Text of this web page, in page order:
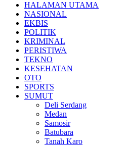
HALAMAN UTAMA
NASIONAL
EKBIS
POLITIK
KRIMINAL
PERISTIWA
TEKNO
KESEHATAN
OTO
SPORTS
SUMUT
Deli Serdang
Medan
Samosir
Batubara
Tanah Karo